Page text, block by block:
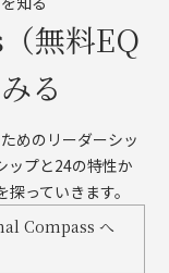
無料EQ
る
めのリーダーシッ
ップと24の特性か
っていきます。
Compass へ